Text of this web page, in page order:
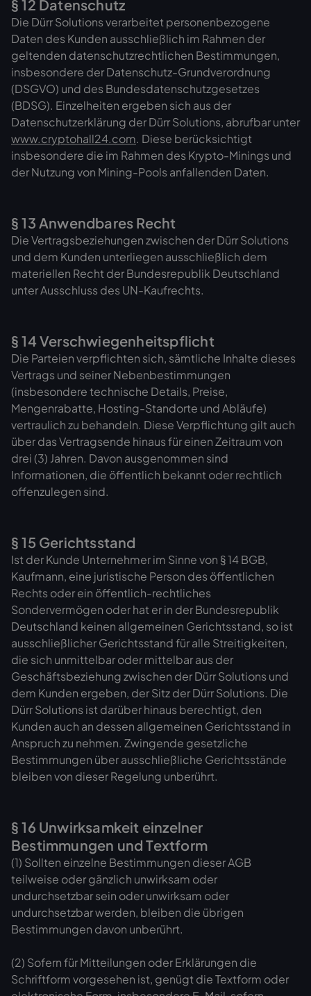
§ 12 Datenschutz
Die Dürr Solutions verarbeitet personenbezogene
Daten des Kunden ausschließlich im Rahmen der
geltenden datenschutzrechtlichen Bestimmungen,
insbesondere der Datenschutz-Grundverordnung
(DSGVO) und des Bundesdatenschutzgesetzes
(BDSG). Einzelheiten ergeben sich aus der
Datenschutzerklärung der Dürr Solutions, abrufbar unter
www.cryptohall24.com. Diese berücksichtigt
insbesondere die im Rahmen des Krypto-Minings und
der Nutzung von Mining-Pools anfallenden Daten.
§ 13 Anwendbares Recht
Die Vertragsbeziehungen zwischen der Dürr Solutions
und dem Kunden unterliegen ausschließlich dem
materiellen Recht der Bundesrepublik Deutschland
unter Ausschluss des UN-Kaufrechts.
§ 14 Verschwiegenheitspflicht
Die Parteien verpflichten sich, sämtliche Inhalte dieses
Vertrags und seiner Nebenbestimmungen
(insbesondere technische Details, Preise,
Mengenrabatte, Hosting-Standorte und Abläufe)
vertraulich zu behandeln. Diese Verpflichtung gilt auch
über das Vertragsende hinaus für einen Zeitraum von
drei (3) Jahren. Davon ausgenommen sind
Informationen, die öffentlich bekannt oder rechtlich
offenzulegen sind.
§ 15 Gerichtsstand
Ist der Kunde Unternehmer im Sinne von § 14 BGB,
Kaufmann, eine juristische Person des öffentlichen
Rechts oder ein öffentlich-rechtliches
Sondervermögen oder hat er in der Bundesrepublik
Deutschland keinen allgemeinen Gerichtsstand, so ist
ausschließlicher Gerichtsstand für alle Streitigkeiten,
die sich unmittelbar oder mittelbar aus der
Geschäftsbeziehung zwischen der Dürr Solutions und
dem Kunden ergeben, der Sitz der Dürr Solutions. Die
Dürr Solutions ist darüber hinaus berechtigt, den
Kunden auch an dessen allgemeinen Gerichtsstand in
Anspruch zu nehmen. Zwingende gesetzliche
Bestimmungen über ausschließliche Gerichtsstände
bleiben von dieser Regelung unberührt.
§ 16 Unwirksamkeit einzelner
Bestimmungen und Textform
(1) Sollten einzelne Bestimmungen dieser AGB
teilweise oder gänzlich unwirksam oder
undurchsetzbar sein oder unwirksam oder
undurchsetzbar werden, bleiben die übrigen
Bestimmungen davon unberührt.
(2) Sofern für Mitteilungen oder Erklärungen die
Schriftform vorgesehen ist, genügt die Textform oder